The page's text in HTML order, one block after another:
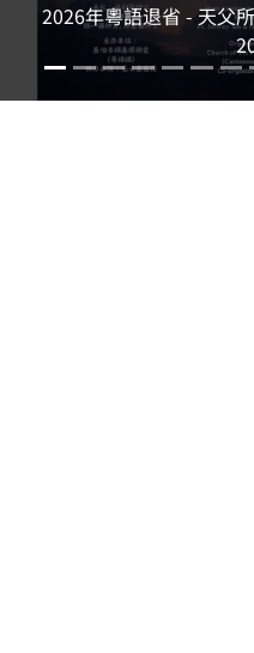
2026年粵語退省 - 天父